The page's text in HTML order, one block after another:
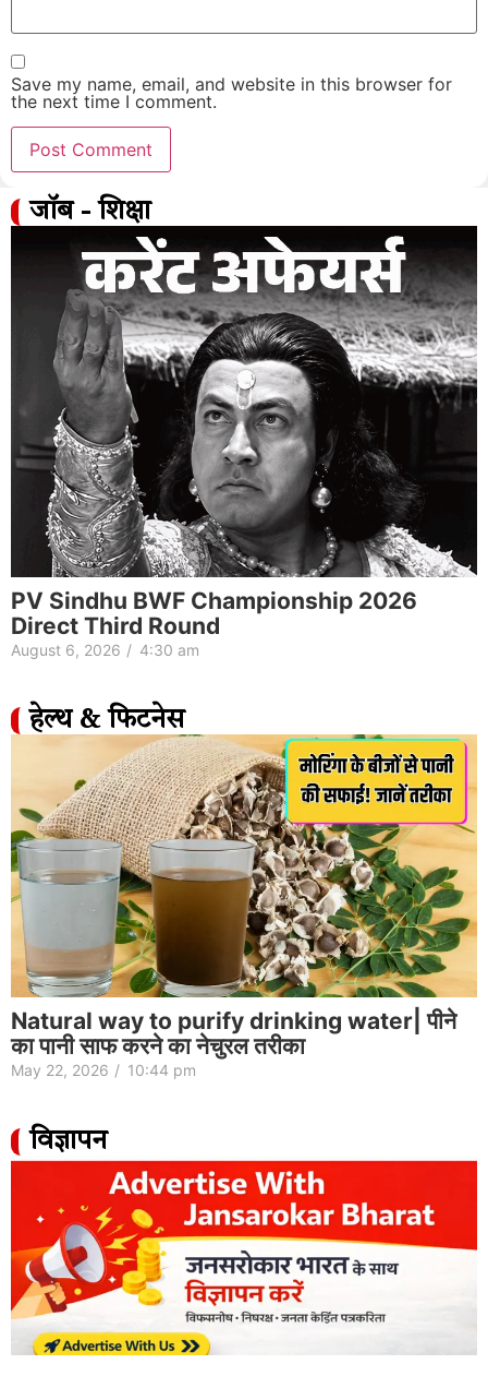
Save my name, email, and website in this browser for
the next time I comment.
जॉब - शिक्षा
PV Sindhu BWF Championship 2026
Direct Third Round
August 6, 2026 / 4:30 am
हेल्थ & फिटनेस
Natural way to purify drinking water| पीने
का पानी साफ करने का नेचुरल तरीका
May 22, 2026 / 10:44 pm
विज्ञापन